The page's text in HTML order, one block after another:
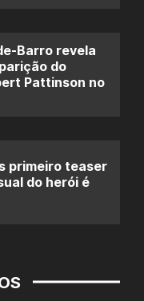
Barro revela
do
Pattinson no
primeiro teaser
do herói é